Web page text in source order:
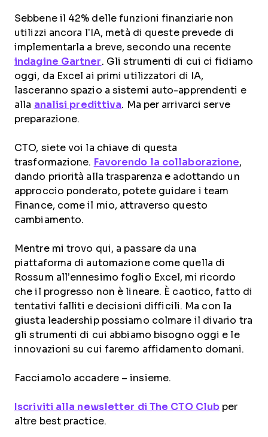
Sebbene il 42% delle funzioni finanziarie non
utilizzi ancora l’IA, metà di queste prevede di
implementarla a breve, secondo una recente
indagine Gartner. Gli strumenti di cui ci fidiamo
oggi, da Excel ai primi utilizzatori di IA,
lasceranno spazio a sistemi auto-apprendenti e
alla analisi predittiva. Ma per arrivarci serve
preparazione.
CTO, siete voi la chiave di questa
trasformazione. Favorendo la collaborazione,
dando priorità alla trasparenza e adottando un
approccio ponderato, potete guidare i team
Finance, come il mio, attraverso questo
cambiamento.
Mentre mi trovo qui, a passare da una
piattaforma di automazione come quella di
Rossum all’ennesimo foglio Excel, mi ricordo
che il progresso non è lineare. È caotico, fatto di
tentativi falliti e decisioni difficili. Ma con la
giusta leadership possiamo colmare il divario tra
gli strumenti di cui abbiamo bisogno oggi e le
innovazioni su cui faremo affidamento domani.
Facciamolo accadere – insieme.
Iscriviti alla newsletter di The CTO Club per
altre best practice.